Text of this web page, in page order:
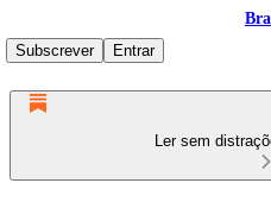
Subscrever
Entrar
Ler sem